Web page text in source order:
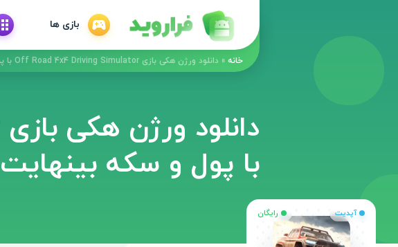
بازی ها
خانه » دانلود ورژن هکی بازی Off Road 4x4 Driving Simulator با پول و سکه بینهایت
با پول و سکه بینهایت
آپدیت رایگان